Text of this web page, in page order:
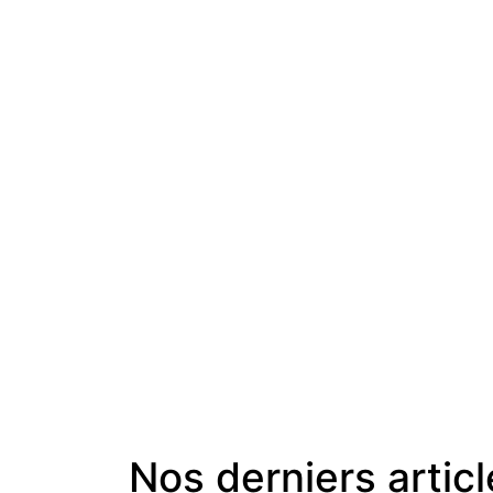
Nos derniers